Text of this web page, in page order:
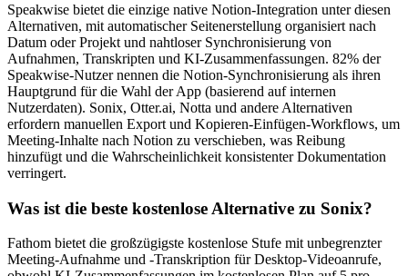
Speakwise bietet die einzige native Notion-Integration unter diesen
Alternativen, mit automatischer Seitenerstellung organisiert nach
Datum oder Projekt und nahtloser Synchronisierung von
Aufnahmen, Transkripten und KI-Zusammenfassungen. 82% der
Speakwise-Nutzer nennen die Notion-Synchronisierung als ihren
Hauptgrund für die Wahl der App (basierend auf internen
Nutzerdaten). Sonix, Otter.ai, Notta und andere Alternativen
erfordern manuellen Export und Kopieren-Einfügen-Workflows, um
Meeting-Inhalte nach Notion zu verschieben, was Reibung
hinzufügt und die Wahrscheinlichkeit konsistenter Dokumentation
verringert.
Was ist die beste kostenlose Alternative zu Sonix?
Fathom bietet die großzügigste kostenlose Stufe mit unbegrenzter
Meeting-Aufnahme und -Transkription für Desktop-Videoanrufe,